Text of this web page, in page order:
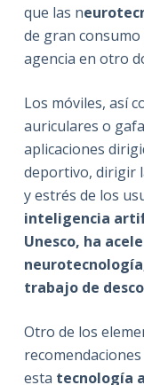
que las n
de gran consumo
agencia en otro
Los móviles, así
auriculares o
aplicaciones
deportivo, dirigir
y estrés de los
inteligencia
Unesco, ha
trabajo de
Otro de los
esta tecnología